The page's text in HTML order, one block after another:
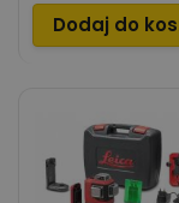
Dodaj do